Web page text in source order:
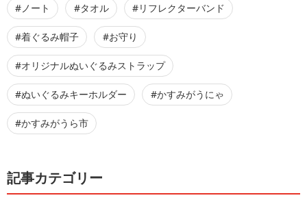
#ノート #タオル #リフレクターバンド
#着ぐるみ帽子 #お守り
#オリジナルぬいぐるみストラップ
#ぬいぐるみキーホルダー #かすみがうにゃ
#かすみがうら市
記事カテゴリー